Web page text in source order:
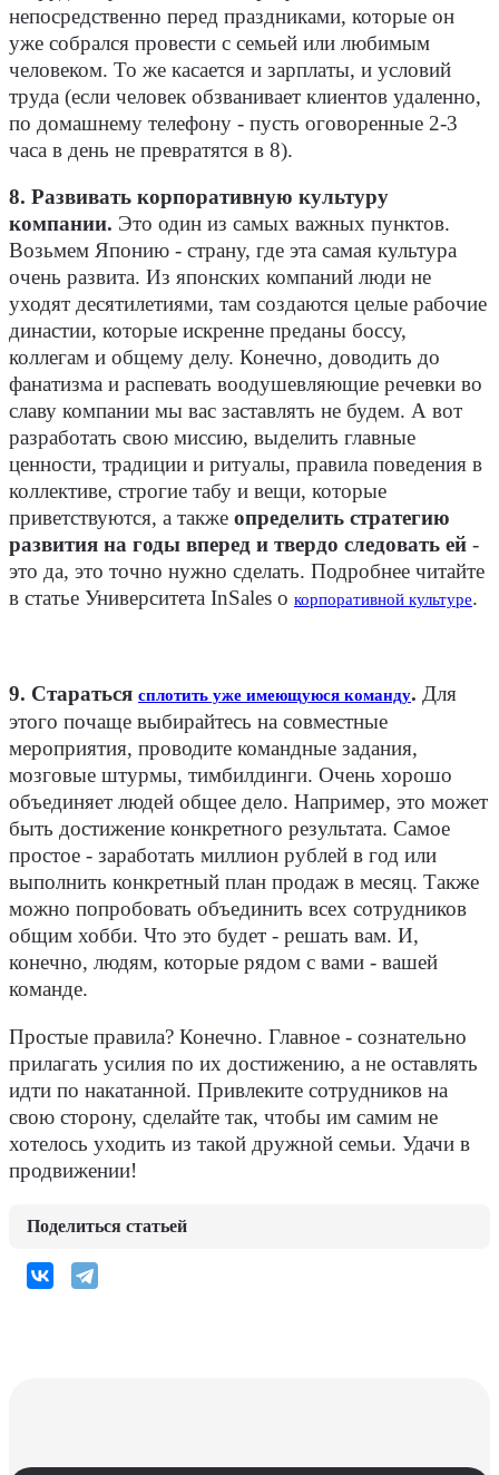
непосредственно перед праздниками, которые он
уже собрался провести с семьей или любимым
человеком. То же касается и зарплаты, и условий
труда (если человек обзванивает клиентов удаленно,
по домашнему телефону - пусть оговоренные 2-3
часа в день не превратятся в 8).
8. Развивать корпоративную культуру
компании. Это один из самых важных пунктов.
Возьмем Японию - страну, где эта самая культура
очень развита. Из японских компаний люди не
уходят десятилетиями, там создаются целые рабочие
династии, которые искренне преданы боссу,
коллегам и общему делу. Конечно, доводить до
фанатизма и распевать воодушевляющие речевки во
славу компании мы вас заставлять не будем. А вот
разработать свою миссию, выделить главные
ценности, традиции и ритуалы, правила поведения в
коллективе, строгие табу и вещи, которые
приветствуются, а также определить стратегию
развития на годы вперед и твердо следовать ей -
это да, это точно нужно сделать. Подробнее читайте
в статье Университета InSales о корпоративной культуре.
9. Стараться сплотить уже имеющуюся команду. Для
этого почаще выбирайтесь на совместные
мероприятия, проводите командные задания,
мозговые штурмы, тимбилдинги. Очень хорошо
объединяет людей общее дело. Например, это может
быть достижение конкретного результата. Самое
простое - заработать миллион рублей в год или
выполнить конкретный план продаж в месяц. Также
можно попробовать объединить всех сотрудников
общим хобби. Что это будет - решать вам. И,
конечно, людям, которые рядом с вами - вашей
команде.
Простые правила? Конечно. Главное - сознательно
прилагать усилия по их достижению, а не оставлять
идти по накатанной. Привлеките сотрудников на
свою сторону, сделайте так, чтобы им самим не
хотелось уходить из такой дружной семьи. Удачи в
продвижении!
Поделиться статьей